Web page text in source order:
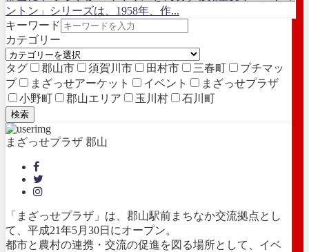
ントン」シリーズは、1958年、作...
キーワード
カテゴリー
タグ 郡山市 須賀川市 田村市 三春町
プチマッ
プ
まざっせアーケット イベント
まざっせプラザ
小野町
郡山エリア 玉川村 石川町
検索
まざっせプラザ 郡山
「まざっせプラザ」は、郡山駅前まちなか交流拠点とし
て、平成21年5月30日にオープン。
都市と農村の連携・交流の促進を図る場所として、イベ